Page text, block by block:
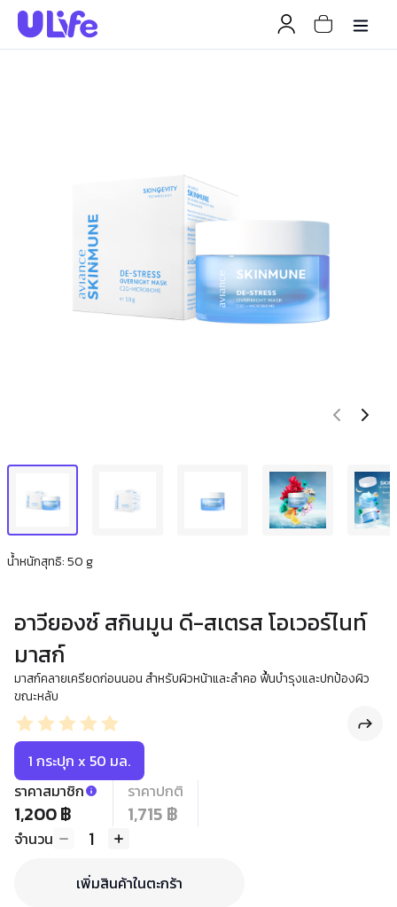
น้ำหนักสุทธิ: 50 g
อาวียองซ์ สกินมูน ดี-สเตรส โอเวอร์ไนท์
มาสก์
มาสก์คลายเครียดก่อนนอน สำหรับผิวหน้าและลำคอ ฟื้นบำรุงและปกป้องผิว
ขณะหลับ
1 กระปุก x 50 มล.
ราคาสมาชิก
1,200 ฿
ราคาปกติ
1,715 ฿
จำนวน 1
เพิ่มสินค้าในตะกร้า